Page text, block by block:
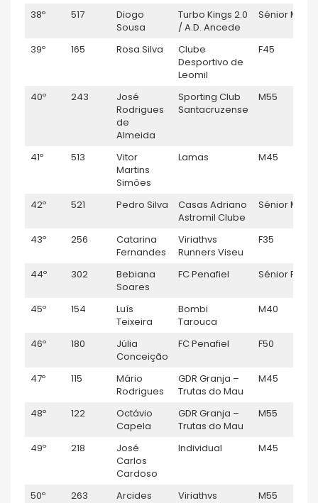
38º 517
Diogo
Sousa
Turbo Kings 2.0
/ A.D. Ancede
Sénior M
39º 165 Rosa Silva
Clube
Desportivo de
Leomil
F45
40º 243
José
Rodrigues
de
Almeida
Sporting Club
Santacruzense
M55
41º 513
Vitor
Martins
Simões
Lamas M45
42º 521 Pedro Silva
Casas Adriano
Astromil Clube
Sénior M
43º 256
Catarina
Fernandes
Viriathvs
Runners Viseu
F35
44º 302
Bebiana
Soares
FC Penafiel Sénior F
45º 154
Luís
Teixeira
Bombi
Tarouca
M40
46º 180
Júlia
Conceição
FC Penafiel F50
47º 115
Mário
Rodrigues
GDR Granja –
Trutas do Mau
M45
48º 122
Octávio
Capela
GDR Granja –
Trutas do Mau
M55
49º 218
José
Carlos
Cardoso
Individual M45
50º 263
Arcides
Viriathvs
M55